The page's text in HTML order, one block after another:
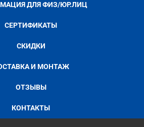
ДЛЯ ФИЗ/ЮР.ЛИЦ
СЕРТИФИКАТЫ
СКИДКИ
И МОНТАЖ
ОТЗЫВЫ
КОНТАКТЫ